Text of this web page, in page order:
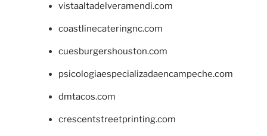
vistaaltadelveramendi.com
coastlinecateringnc.com
cuesburgershouston.com
psicologiaespecializadaencampeche.com
dmtacos.com
crescentstreetprinting.com